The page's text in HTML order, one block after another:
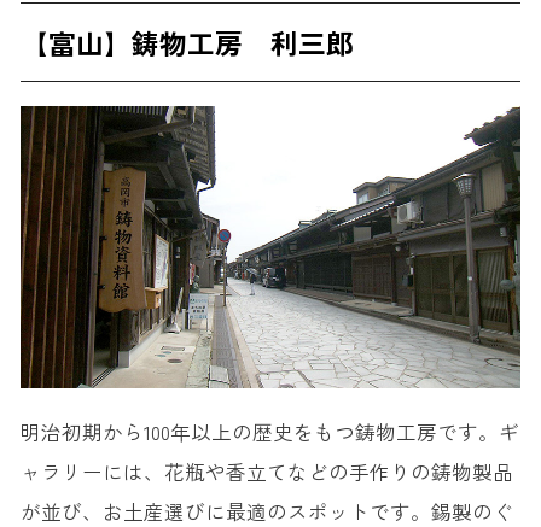
【富山】鋳物工房 利三郎
明治初期から100年以上の歴史をもつ鋳物工房です。ギ
ャラリーには、花瓶や香立てなどの手作りの鋳物製品
が並び、お土産選びに最適のスポットです。錫製のぐ